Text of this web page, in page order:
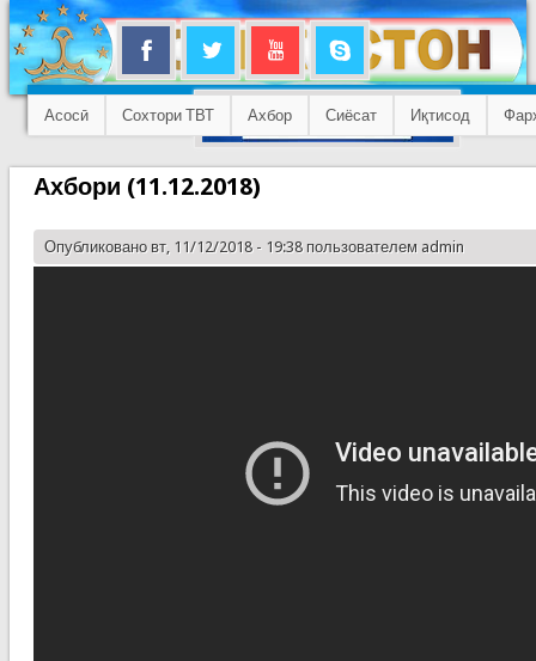
Асосӣ Сохтори ТВТ Ахбор Сиёсат Иқтисод
Ахбори (11.12.2018)
Опубликовано вт, 11/12/2018 - 19:38 пользователем admin